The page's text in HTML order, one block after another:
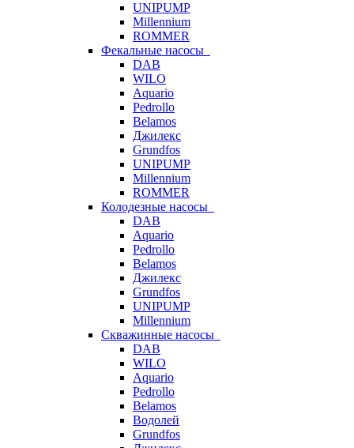
UNIPUMP
Millennium
ROMMER
Фекальные насосы
DAB
WILO
Aquario
Pedrollo
Belamos
Джилекс
Grundfos
UNIPUMP
Millennium
ROMMER
Колодезные насосы
DAB
Aquario
Pedrollo
Belamos
Джилекс
Grundfos
UNIPUMP
Millennium
Скважинные насосы
DAB
WILO
Aquario
Pedrollo
Belamos
Водолей
Grundfos